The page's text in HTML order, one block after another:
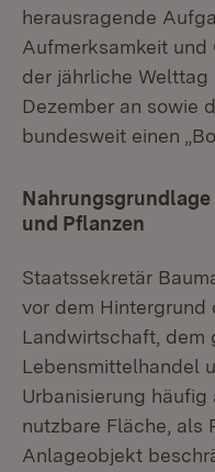
herausragende
Aufmerksamkeit
der jährliche Welttag
Dezember an sowie
bundesweit einen
Nahrungsgrundlage
und Pflanzen
Staatssekretär
vor dem Hintergrund
Landwirtschaft, dem
Lebensmittelhandel
Urbanisierung
nutzbare Fläche, als
Anlageobjekt